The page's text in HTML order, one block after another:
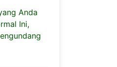
Anda
Ini,